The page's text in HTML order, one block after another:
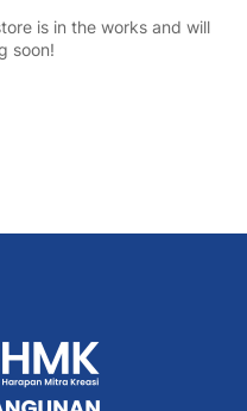
is in the works and will
soon!